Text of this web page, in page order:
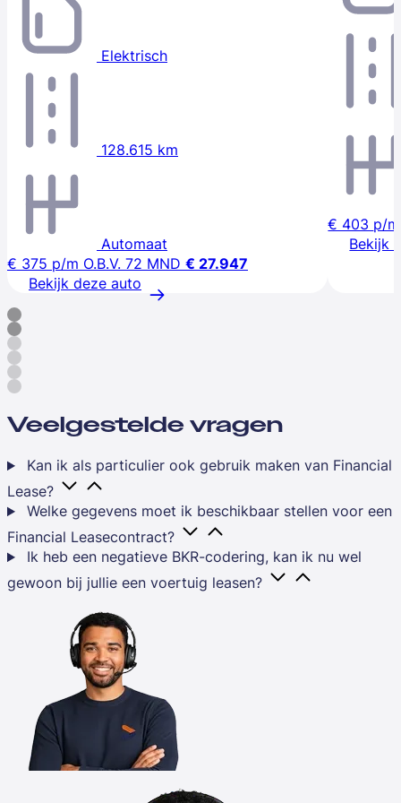
Elektrisch
128.615 km
Automaat
€ 375 p/m O.B.V. 72 MND € 27.947
Bekijk deze auto
€ 403 p/m
Bekijk
Veelgestelde vragen
Kan ik als particulier ook gebruik maken van Financial
Lease?
Welke gegevens moet ik beschikbaar stellen voor een
Financial Leasecontract?
Ik heb een negatieve BKR-codering, kan ik nu wel
gewoon bij jullie een voertuig leasen?